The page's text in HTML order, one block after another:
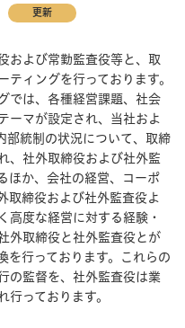
更新
および常勤監査役等と、取
ィングを行っております。
では、各種経営課題、社会
ーマが設定され、当社およ
部統制の状況について、取締
、社外取締役および社外監
ほか、会社の経営、コーポ
取締役および社外監査役よ
高度な経営に対する経験・
外取締役と社外監査役とが
を行っております。これらの
の監督を、社外監査役は業
っております。